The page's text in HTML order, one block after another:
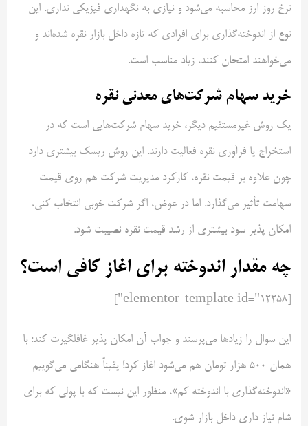
نرخ روز ارز محاسبه می‌شود و نیازی به نگهداری فیزیکی نداری. این
نوع از اندوخته‌گذاری برای افرادی که تازه داخل بازار نقره شده‌اند و
می‌خواهند امتحان کنند، زیاد مناسب است.
خرید سهام شرکت‌های معدنی نقره
یک روش غیرمستقیم دیگر، خرید سهام شرکت‌هایی است که در
استخراج یا فرآوری نقره فعالیت دارند. این روش ریسک بیشتری دارد
چون علاوه بر قیمت نقره، کارکرد مدیریت شرکت هم روی قیمت
سهامت تأثیر می‌گذارد. اما در عوض، اگر شرکت خوبی انتخاب کنی،
امکان پذیر سود بیشتری از رشد قیمت نقره نصیبت شود.
چه مقدار اندوخته برای اغاز کافی است؟
این سوال را زیاد‌ها می‌پرسند و جواب آن امکان پذیر غافلگیرت کند: با
همان ۵۰۰ هزار تومان هم می‌شود اغاز کرد! یقیناً هنگامی می‌گوییم
«اندوخته‌گذاری با اندوخته کم»، منظور این نیست که با پولی که برای
شام نیاز داری داخل بازار شوی.